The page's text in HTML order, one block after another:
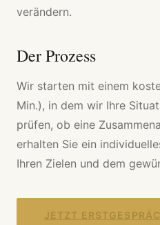
verändern.
Der Prozess
Wir starten mit einem
Min.), in dem wir Ihre
prüfen, ob eine
erhalten Sie ein
Ihren Zielen und dem
JETZT